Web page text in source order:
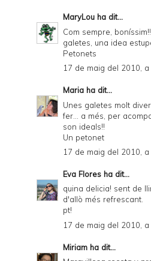
MaryLou ha dit...
Com sempre,
galetes, una idea
Petonets
17 de maig del 2010,
Maria ha dit...
Unes galetes molt
fer... a més, per
son ideals!!
Un petonet
17 de maig del 2010, a
Eva Flores ha dit...
quina delicia! sent de
d'allò més refrescant.
pt!
17 de maig del 2010, a
Miriam ha dit...